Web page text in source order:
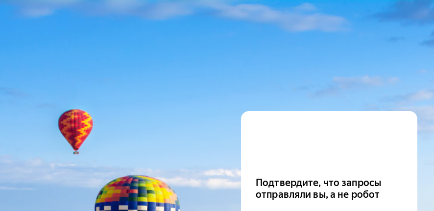
Подтвердите, что запросы
отправляли вы, а не робот